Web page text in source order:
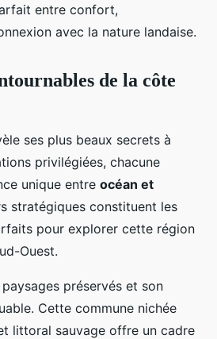
entre confort,
avec la nature landaise.
de la côte
ses plus beaux secrets à
privilégiées, chacune
unique entre océan et
stratégiques constituent les
pour explorer cette région
Ouest.
préservés et son
Cette commune nichée
littoral sauvage offre un cadre